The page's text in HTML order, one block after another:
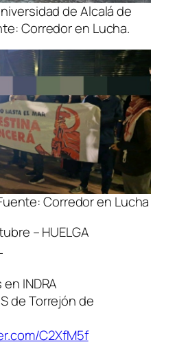
de Alcalá de
Corredor en Lucha.
Corredor en Lucha
– HUELGA
INDRA
de Torrejón de
C2XfM5f